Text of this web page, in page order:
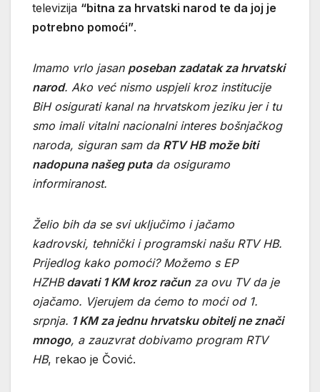
televizija “bitna za hrvatski narod te da joj je
potrebno pomoći”.
Imamo vrlo jasan poseban zadatak za hrvatski
narod. Ako već nismo uspjeli kroz institucije
BiH osigurati kanal na hrvatskom jeziku jer i tu
smo imali vitalni nacionalni interes bošnjačkog
naroda, siguran sam da RTV HB može biti
nadopuna našeg putada osiguramo
informiranost.
Želio bih da se svi uključimo i jačamo
kadrovski, tehnički i programski našu RTV HB.
Prijedlog kako pomoći? Možemo s EP
HZHBdavati 1 KM kroz računza ovu TV da je
ojačamo. Vjerujem da ćemo to moći od 1.
srpnja. 1 KM za jednu hrvatsku obitelj ne znači
mnogo, a zauzvrat dobivamo program RTV
HB, rekao je Čović.